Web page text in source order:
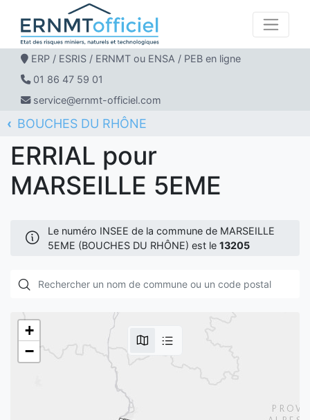
ERP / ESRIS / ERNMT ou ENSA / PEB en ligne
01 86 47 59 01
service@ernmt-officiel.com
ERNMT Officiel
ERRIAL
BOUCHES DU RHÔNE
MARSEILLE 5EME
ERRIAL pour
MARSEILLE 5EME
Le numéro INSEE de la commune de MARSEILLE
5EME (BOUCHES DU RHÔNE) est le 13205
+
−